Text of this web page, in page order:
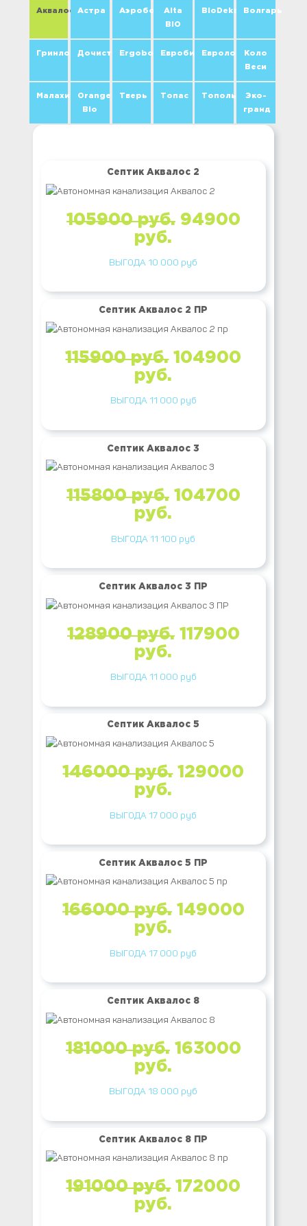
Аквалос Астра АэробоксАlta
BIO
BioDeka Волгарь
Гринлос Дочиста Ergobox ЕвробионЕвролос
Коло
Веси
Малахит
Orange
Bio
Тверь Топас Тополь
Эко-
гранд
Септик Аквалос 2
105900 руб.94900
руб.
ВЫГОДА 10 000 руб
Септик Аквалос 2 ПР
115900 руб.104900
руб.
ВЫГОДА 11 000 руб
Септик Аквалос 3
115800 руб.104700
руб.
ВЫГОДА 11 100 руб
Септик Аквалос 3 ПР
128900 руб.117900
руб.
ВЫГОДА 11 000 руб
Септик Аквалос 5
146000 руб.129000
руб.
ВЫГОДА 17 000 руб
Септик Аквалос 5 ПР
166000 руб.149000
руб.
ВЫГОДА 17 000 руб
Септик Аквалос 8
181000 руб.163000
руб.
ВЫГОДА 18 000 руб
Септик Аквалос 8 ПР
191000 руб.172000
руб.